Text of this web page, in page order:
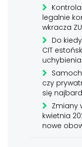
legalnie
wkracza
Do
CIT
czy
się
Zmiany
kwietnia
nowe